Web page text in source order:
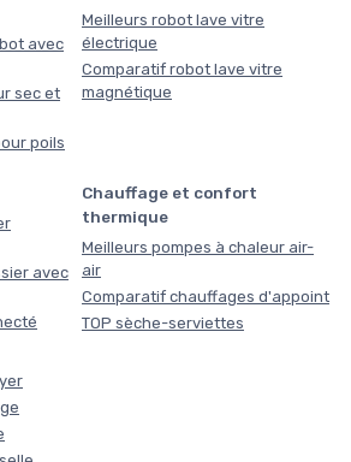
avec
sec et
poils
Meilleurs robot lave vitre
électrique
Comparatif robot lave vitre
magnétique
avec
Chauffage et confort
thermique
Meilleurs pompes à chaleur air-
air
Comparatif chauffages d'appoint
TOP sèche-serviettes